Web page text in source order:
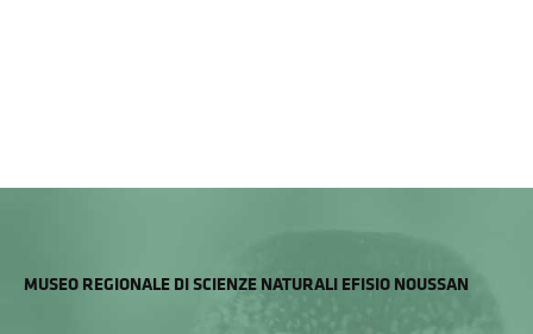
MUSEO REGIONALE DI SCIENZE NATURALI EFISIO NOUSSAN